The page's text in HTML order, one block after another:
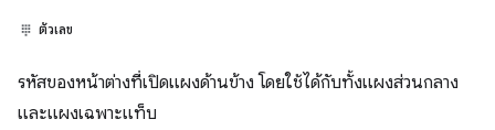
ตัวเลข
รหัสของหน้าต่างที่เปิดแผงด้านข้าง โดยใช้ได้กับทั้งแผงส่วนกลาง
และแผงเฉพาะแท็บ